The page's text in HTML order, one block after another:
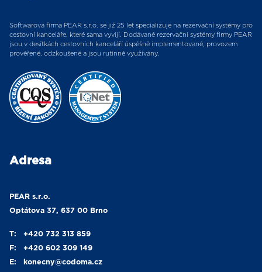
Softwarová firma PEAR s.r.o. se již 25 let specializuje na rezervační systémy pro
cestovní kanceláře, které sama vyvíjí. Dodávané rezervační systémy firmy PEAR
jsou v desítkách cestovních kanceláří úspěšně implementované, provozem
prověřené, odzkoušené a jsou rutinně využívány.
Adresa
PEAR s.r.o.
Optátova 37, 637 00 Brno
T:
+420 732 313 859
F:
+420 602 309 149
E:
konecny@codoma.cz